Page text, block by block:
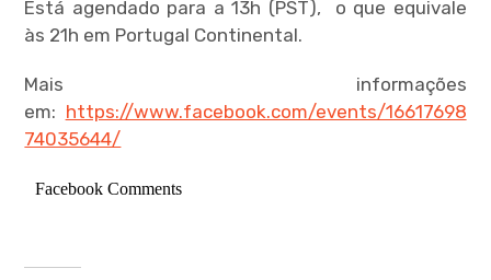
child
Está agendado para a 13h (PST), o que equivale
às 21h em Portugal Continental.
Mais informações
em: https://www.facebook.com/events/16617698
74035644/
Facebook Comments